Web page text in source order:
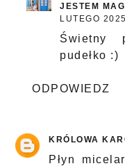
JESTEM
LUTEGO
Świetny
pudełko :)
ODPOWIEDZ
KRÓLOWA
Płyn